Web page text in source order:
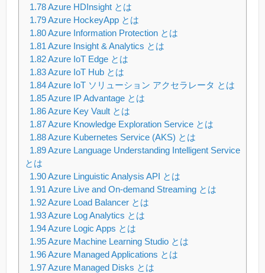
1.78Azure HDInsight とは
1.79Azure HockeyApp とは
1.80Azure Information Protection とは
1.81 Azure Insight & Analytics とは
1.82Azure IoT Edge とは
1.83Azure IoT Hub とは
1.84Azure IoT ソリューション アクセラレータ とは
1.85Azure IP Advantage とは
1.86Azure Key Vault とは
1.87Azure Knowledge Exploration Service とは
1.88Azure Kubernetes Service (AKS) とは
1.89Azure Language Understanding Intelligent Service
とは
1.90Azure Linguistic Analysis API とは
1.91 Azure Live and On-demand Streaming とは
1.92Azure Load Balancer とは
1.93Azure Log Analytics とは
1.94Azure Logic Apps とは
1.95Azure Machine Learning Studio とは
1.96Azure Managed Applications とは
1.97Azure Managed Disks とは